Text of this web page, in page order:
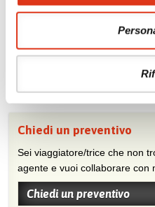
consigli e suggerimenti sulle
Chiedi un preventivo
Sei viaggiatore/trice che non trova un’agenzia vicina o sei
agente e vuoi collaborare con
Chiedi un preventivo